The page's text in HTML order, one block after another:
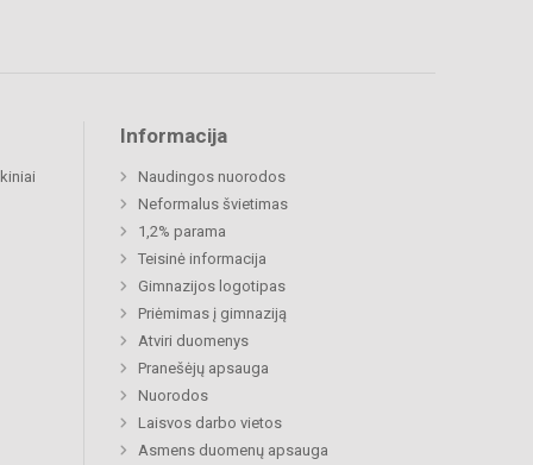
Informacija
Naudingos nuorodos
Neformalus švietimas
1,2% parama
Teisinė informacija
Gimnazijos logotipas
Priėmimas į gimnaziją
Atviri duomenys
Pranešėjų apsauga
Nuorodos
Laisvos darbo vietos
Asmens duomenų apsauga